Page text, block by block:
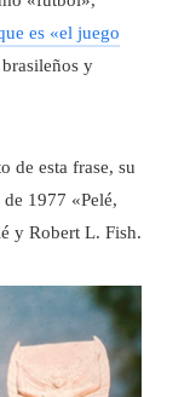
es «el juego
brasileños y
de esta frase, su
1977 «Pelé,
y Robert L. Fish.